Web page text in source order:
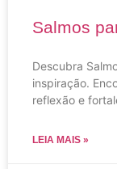
Salmos
Descubra
inspiração.
reflexão e
LEIA MAIS »